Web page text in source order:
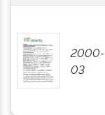
2000-
03